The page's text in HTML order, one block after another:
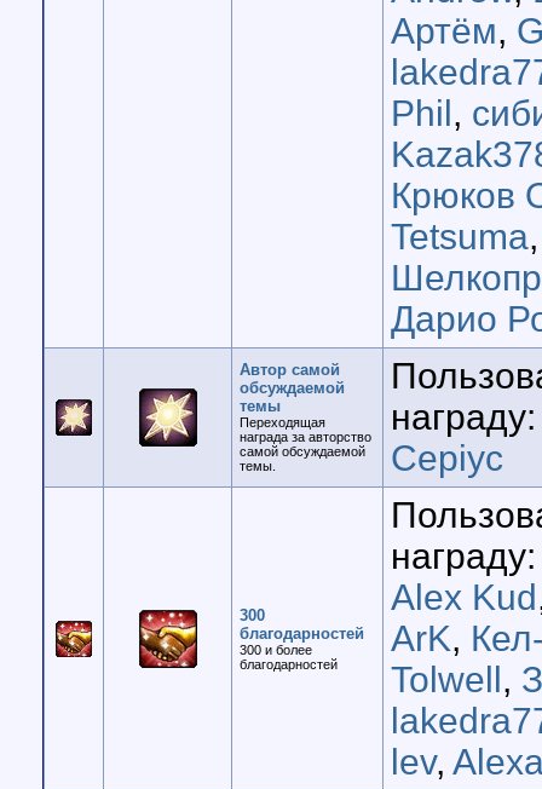
Артём,
Phil,
Крюков
Tetsuma
Дарио
Автор самой
обсуждаемой
темы
Переходящая
награда за авторство
самой обсуждаемой
темы.
Cepiyc
300
благодарностей
300 и более
благодарностей
Alex Kud
ArK,
Tolwell,
lev,